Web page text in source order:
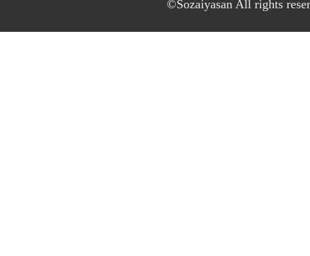
©Sozaiyasan All rights